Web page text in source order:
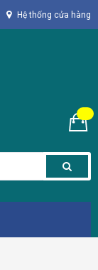
Hệ thống cửa hàng